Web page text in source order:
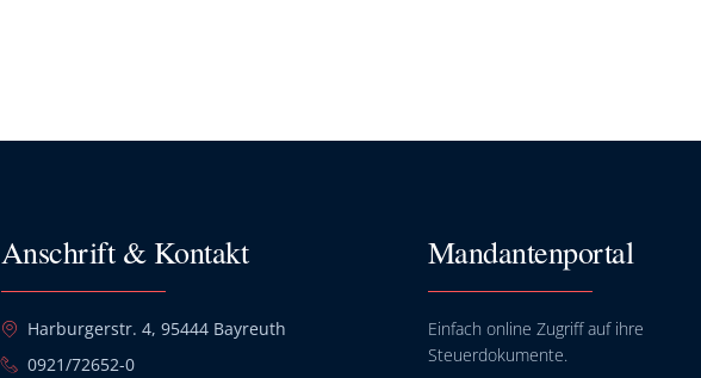
Anschrift & Kontakt
Harburgerstr. 4, 95444 Bayreuth
0921/72652-0
Mandantenportal
Einfach online Zugriff auf ihre
Steuerdokumente.